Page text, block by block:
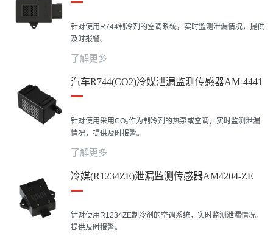
针对使用R744制冷剂的空调系统，实时监测泄漏情况，提供
及时报警。
了解更多
汽车R744(CO2)冷媒泄漏监测传感器AM-4441
针对使用采用CO₂作为制冷剂的热泵或空调，实时监测泄漏
情况，提供及时报警。
了解更多
冷媒(R1234ZE)泄漏监测传感器AM4204-ZE
针对使用R1234ZE制冷剂的空调系统，实时监测泄漏情况，
提供及时报警。